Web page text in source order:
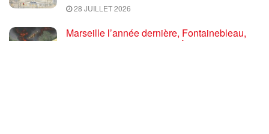
28 JUILLET 2026
Marseille l’année dernière, Fontainebleau,
Arcachon, la Drôme et les Écrins cette année